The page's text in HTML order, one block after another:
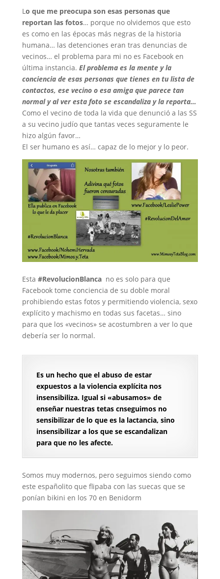
Lo que me preocupa son esas personas que
reportan las fotos… porque no olvidemos que esto
es como en las épocas más negras de la historia
humana… las detenciones eran tras denuncias de
vecinos… el problema para mi no es Facebook en
última instancia. El problema es la mente y la
conciencia de esas personas que tienes en tu lista de
contactos, ese vecino o esa amiga que parece tan
normal y al ver esta foto se escandaliza y la reporta…
Como el vecino de toda la vida que denunció a las SS
a su vecino judío que tantas veces seguramente le
hizo algún favor…
El ser humano es así… capaz de lo mejor y lo peor.
Esta #RevolucionBlancano es solo para que
Facebook tome conciencia de su doble moral
prohibiendo estas fotos y permitiendo violencia, sexo
explícito y machismo en todas sus facetas… sino
para que los «vecinos» se acostumbren a ver lo que
debería ser lo normal.
Es un hecho que el abuso de estar
expuestos a la violencia explícita nos
insensibiliza. Igual si «abusamos» de
enseñar nuestras tetas cnseguimos no
sensibilizar de lo que es la lactancia, sino
insensibilizar a los que se escandalizan
para que no les afecte.
Somos muy modernos, pero seguimos siendo como
este españolito que flipaba con las suecas que se
ponían bikini en los 70 en Benidorm